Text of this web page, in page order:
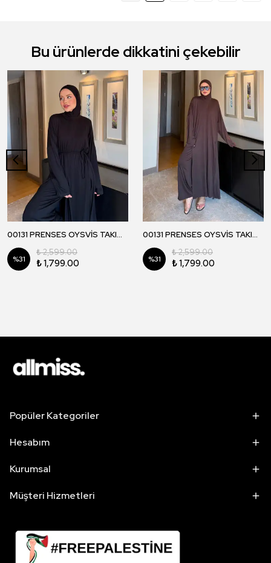
Bu ürünlerde dikkatini çekebilir
00131 PRENSES OYSVİS TAKIM - Siyah
%31
₺ 2,599.00
₺ 1,799.00
00131 PRENSES OYSVİS TAKIM - Kahverengi
%31
₺ 2,599.00
₺ 1,799.00
Popüler Kategoriler
Hesabım
Kurumsal
Müşteri Hizmetleri